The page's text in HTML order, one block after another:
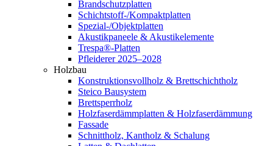
Brandschutzplatten
Schichtstoff-/Kompaktplatten
Spezial-/Objektplatten
Akustikpaneele & Akustikelemente
Trespa®-Platten
Pfleiderer 2025–2028
Holzbau
Konstruktionsvollholz & Brettschichtholz
Steico Bausystem
Brettsperrholz
Holzfaserdämmplatten & Holzfaserdämmung
Fassade
Schnittholz, Kantholz & Schalung